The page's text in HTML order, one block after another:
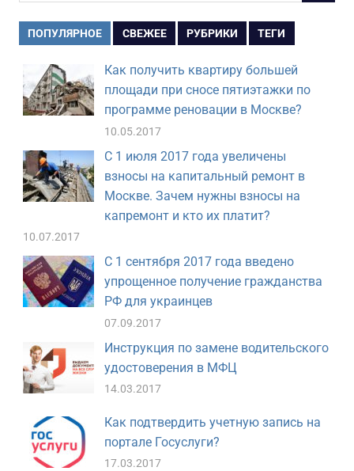
ПОПУЛЯРНОЕ СВЕЖЕЕ РУБРИКИ ТЕГИ
Как получить квартиру большей
площади при сносе пятиэтажки по
программе реновации в Москве?
10.05.2017
С 1 июля 2017 года увеличены
взносы на капитальный ремонт в
Москве. Зачем нужны взносы на
капремонт и кто их платит?
10.07.2017
С 1 сентября 2017 года введено
упрощенное получение гражданства
РФ для украинцев
07.09.2017
Инструкция по замене водительского
удостоверения в МФЦ
14.03.2017
Как подтвердить учетную запись на
портале Госуслуги?
17.03.2017